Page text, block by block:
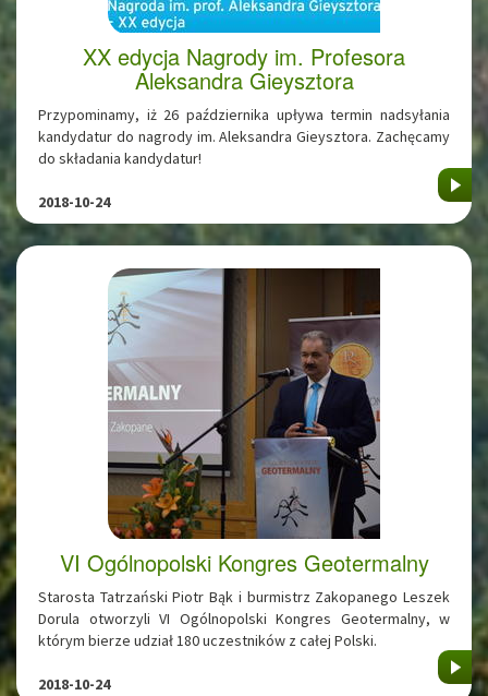
XX edycja Nagrody im. Profesora
Aleksandra Gieysztora
Przypominamy, iż 26 października upływa termin nadsyłania
kandydatur do nagrody im. Aleksandra Gieysztora. Zachęcamy
do składania kandydatur!
2018-10-24
VI Ogólnopolski Kongres Geotermalny
Starosta Tatrzański Piotr Bąk i burmistrz Zakopanego Leszek
Dorula otworzyli VI Ogólnopolski Kongres Geotermalny, w
którym bierze udział 180 uczestników z całej Polski.
2018-10-24